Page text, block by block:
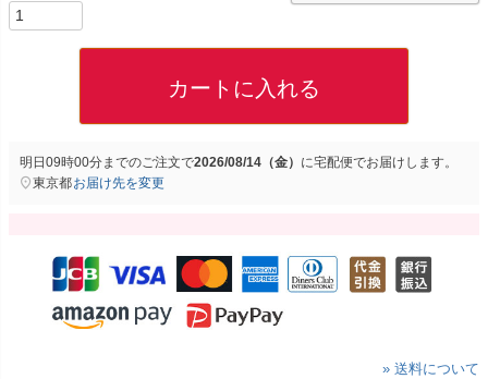
カートに入れる
明日 09時00分までのご注文で2026/08/14（金） に宅配便でお届けします。
東京都お届け先を変更
» 送料について